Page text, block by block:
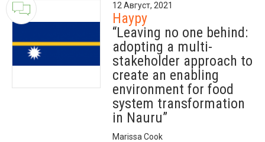
12 Август, 2021
Науру
“Leaving no one behind:
adopting a multi-
stakeholder approach to
create an enabling
environment for food
system transformation
in Nauru”
Marissa Cook